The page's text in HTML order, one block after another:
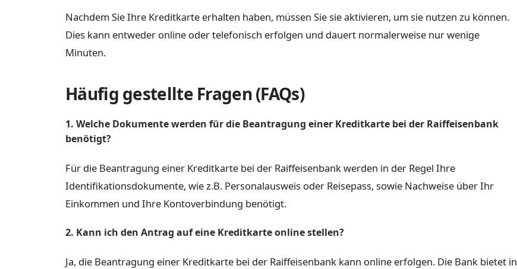
Nachdem Sie Ihre Kreditkarte erhalten haben, müssen Sie sie aktivieren, um sie nutzen zu können.
Dies kann entweder online oder telefonisch erfolgen und dauert normalerweise nur wenige
Minuten.
Häufig gestellte Fragen (FAQs)
1. Welche Dokumente werden für die Beantragung einer Kreditkarte bei der Raiffeisenbank
benötigt?
Für die Beantragung einer Kreditkarte bei der Raiffeisenbank werden in der Regel Ihre
Identifikationsdokumente, wie z.B. Personalausweis oder Reisepass, sowie Nachweise über Ihr
Einkommen und Ihre Kontoverbindung benötigt.
2. Kann ich den Antrag auf eine Kreditkarte online stellen?
Ja, die Beantragung einer Kreditkarte bei der Raiffeisenbank kann online erfolgen. Die Bank bietet in